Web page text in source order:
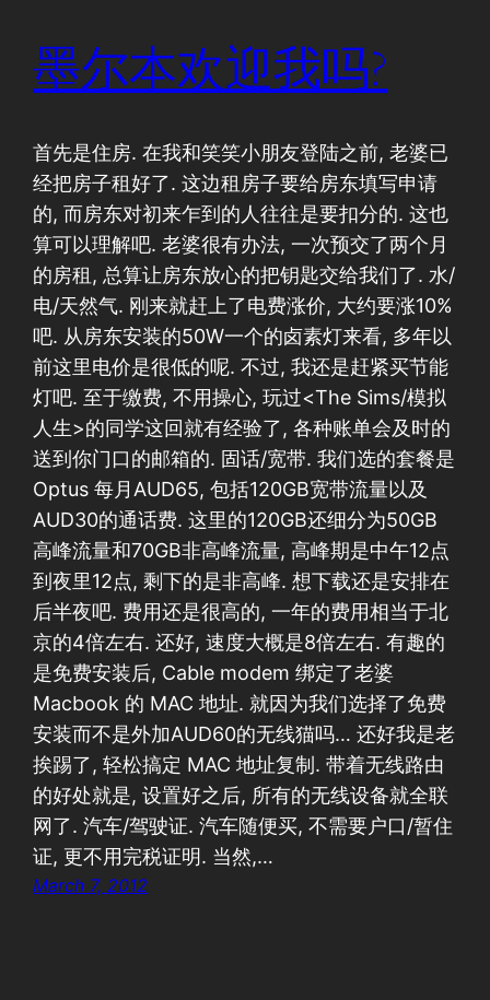
墨尔本欢迎我吗?
首先是住房. 在我和笑笑小朋友登陆之前, 老婆已
经把房子租好了. 这边租房子要给房东填写申请
的, 而房东对初来乍到的人往往是要扣分的. 这也
算可以理解吧. 老婆很有办法, 一次预交了两个月
的房租, 总算让房东放心的把钥匙交给我们了. 水/
电/天然气. 刚来就赶上了电费涨价, 大约要涨10%
吧. 从房东安装的50W一个的卤素灯来看, 多年以
前这里电价是很低的呢. 不过, 我还是赶紧买节能
灯吧. 至于缴费, 不用操心, 玩过<The Sims/模拟
人生>的同学这回就有经验了, 各种账单会及时的
送到你门口的邮箱的. 固话/宽带. 我们选的套餐是
Optus 每月AUD65, 包括120GB宽带流量以及
AUD30的通话费. 这里的120GB还细分为50GB
高峰流量和70GB非高峰流量, 高峰期是中午12点
到夜里12点, 剩下的是非高峰. 想下载还是安排在
后半夜吧. 费用还是很高的, 一年的费用相当于北
京的4倍左右. 还好, 速度大概是8倍左右. 有趣的
是免费安装后, Cable modem 绑定了老婆
Macbook 的 MAC 地址. 就因为我们选择了免费
安装而不是外加AUD60的无线猫吗… 还好我是老
挨踢了, 轻松搞定 MAC 地址复制. 带着无线路由
的好处就是, 设置好之后, 所有的无线设备就全联
网了. 汽车/驾驶证. 汽车随便买, 不需要户口/暂住
证, 更不用完税证明. 当然,…
March 7, 2012